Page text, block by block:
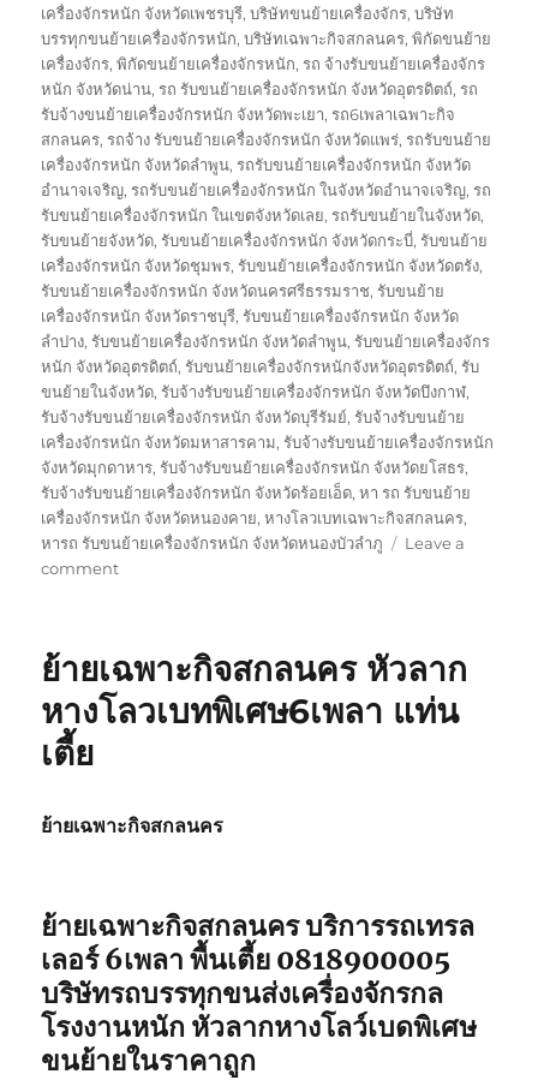
เครื่องจักรหนัก จังหวัดเพชรบุรี,บริษัทขนย้ายเครื่องจักร,บริษัท
บรรทุกขนย้ายเครื่องจักรหนัก,บริษัทเฉพาะกิจสกลนคร,พิกัดขนย้าย
เครื่องจักร,พิกัดขนย้ายเครื่องจักรหนัก,รถ จ้างรับขนย้ายเครื่องจักร
หนัก จังหวัดน่าน,รถ รับขนย้ายเครื่องจักรหนัก จังหวัดอุตรดิตถ์,รถ
รับจ้างขนย้ายเครื่องจักรหนัก จังหวัดพะเยา,รถ6เพลาเฉพาะกิจ
สกลนคร,รถจ้าง รับขนย้ายเครื่องจักรหนัก จังหวัดแพร่,รถรับขนย้าย
เครื่องจักรหนัก จังหวัดลำพูน,รถรับขนย้ายเครื่องจักรหนัก จังหวัด
อำนาจเจริญ,รถรับขนย้ายเครื่องจักรหนัก ในจังหวัดอำนาจเจริญ,รถ
รับขนย้ายเครื่องจักรหนัก ในเขตจังหวัดเลย,รถรับขนย้ายในจังหวัด,
รับขนย้ายจังหวัด,รับขนย้ายเครื่องจักรหนัก จังหวัดกระบี่,รับขนย้าย
เครื่องจักรหนัก จังหวัดชุมพร,รับขนย้ายเครื่องจักรหนัก จังหวัดตรัง,
รับขนย้ายเครื่องจักรหนัก จังหวัดนครศรีธรรมราช,รับขนย้าย
เครื่องจักรหนัก จังหวัดราชบุรี,รับขนย้ายเครื่องจักรหนัก จังหวัด
ลำปาง,รับขนย้ายเครื่องจักรหนัก จังหวัดลำพูน,รับขนย้ายเครื่องจักร
หนัก จังหวัดอุตรดิตถ์,รับขนย้ายเครื่องจักรหนักจังหวัดอุตรดิตถ์,รับ
ขนย้ายในจังหวัด,รับจ้างรับขนย้ายเครื่องจักรหนัก จังหวัดบึงกาฬ,
รับจ้างรับขนย้ายเครื่องจักรหนัก จังหวัดบุรีรัมย์,รับจ้างรับขนย้าย
เครื่องจักรหนัก จังหวัดมหาสารคาม,รับจ้างรับขนย้ายเครื่องจักรหนัก
จังหวัดมุกดาหาร,รับจ้างรับขนย้ายเครื่องจักรหนัก จังหวัดยโสธร,
รับจ้างรับขนย้ายเครื่องจักรหนัก จังหวัดร้อยเอ็ด,หา รถ รับขนย้าย
เครื่องจักรหนัก จังหวัดหนองคาย,หางโลวเบทเฉพาะกิจสกลนคร,
หารถ รับขนย้ายเครื่องจักรหนัก จังหวัดหนองบัวลำภู
Leave a
commenton
0818900005
ลาก
แท่น
ย้ายเฉพาะกิจสกลนคร หัวลาก
หางโลวเบทพิเศษ6เพลา แท่น
เตี้ย
ย้ายเฉพาะกิจสกลนคร
ย้ายเฉพาะกิจสกลนครบริการรถเทรล
เลอร์ 6เพลา พื้นเตี้ย 0818900005
บริษัทรถบรรทุกขนส่งเครื่องจักรกล
โรงงานหนัก หัวลากหางโลว์เบดพิเศษ
ขนย้ายในราคาถูก